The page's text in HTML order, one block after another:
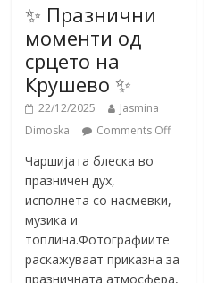
✨ Празнични
моменти од
срцето на
Крушево ✨
22/12/2025
Jasmina
Dimoska
Comments Off
Чаршијата блеска во
празничен дух,
исполнета со насмевки,
музика и
топлина.Фотографиите
раскажуваат приказна за
празничната атмосфера,